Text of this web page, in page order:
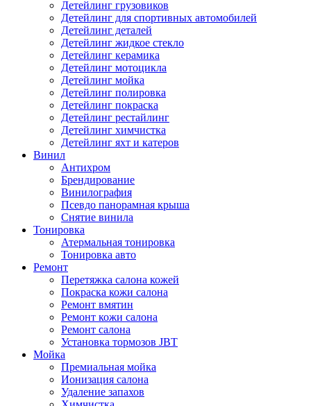
Детейлинг грузовиков
Детейлинг для спортивных автомобилей
Детейлинг деталей
Детейлинг жидкое стекло
Детейлинг керамика
Детейлинг мотоцикла
Детейлинг мойка
Детейлинг полировка
Детейлинг покраска
Детейлинг рестайлинг
Детейлинг химчистка
Детейлинг яхт и катеров
Винил
Антихром
Брендирование
Винилография
Псевдо панорамная крыша
Снятие винила
Тонировка
Атермальная тонировка
Тонировка авто
Ремонт
Перетяжка салона кожей
Покраска кожи салона
Ремонт вмятин
Ремонт кожи салона
Ремонт салона
Установка тормозов JBT
Мойка
Премиальная мойка
Ионизация салона
Удаление запахов